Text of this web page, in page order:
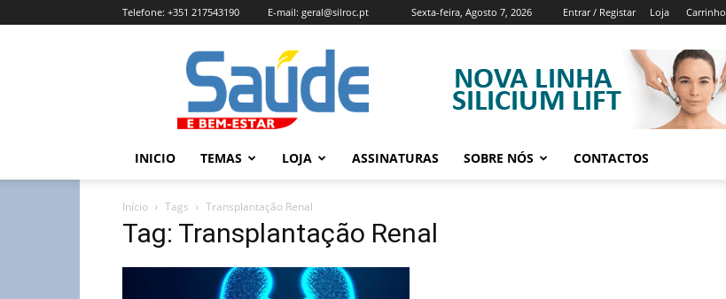
Sexta-feira, Agosto 7, 2026 Entrar / Registar Loja Carrinho
Telefone: +351 217543190 E-mail: geral@silroc.pt
Revista
Saúde
e
Bem
Estar
Edição
INICIO TEMAS LOJA ASSINATURAS SOBRE NÓS CONTACTOS
Início Tags Transplantação Renal
Tag: Transplantação Renal